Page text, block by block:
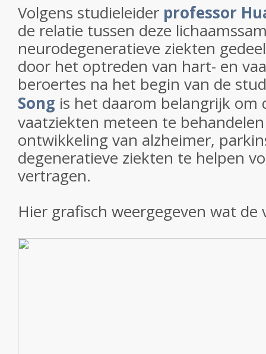
Volgens studieleider professor
de relatie tussen deze
neurodegeneratieve ziekten
door het optreden van hart- en
beroertes na het begin van de
Song is het daarom belangrijk om
vaatziekten meteen te
ontwikkeling van alzheimer,
degeneratieve ziekten te helpen
vertragen.
Hier grafisch weergegeven wat de